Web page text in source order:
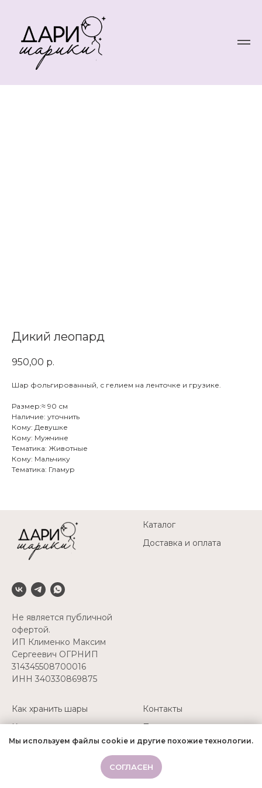
Мы используем файлы cookie и другие похожие технологии.
СОГЛАСЕН
Дикий леопард
950,00 р.
Шар фольгированный, с гелием на ленточке и грузике.
Размер:≈ 90 см
Наличие: уточнить
Кому: Девушке
Кому: Мужчине
Тематика: Животные
Кому: Мальчику
Тематика: Гламур
Не является публичной
офертой.
ИП Клименко Максим
Сергеевич ОГРНИП
314345508700016
ИНН 340330869875
Каталог
Доставка и оплата
Как хранить шары
Как перевозить шары
Надуть свои шары
Контакты
Политика
конфиденциальности
+7(927) 511-52-45